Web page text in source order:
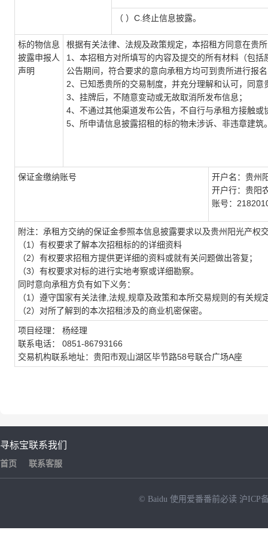
（ ）C.终止信息披露。
标的物信息
披露申报人
声明
根据有关法律、法规及政策规定，本招租方同意在贵
1、本招租方对所填写的内容及提交的所有材料（包
公告期间，符合要求的意向承租方均可到贵所进行报
2、已知悉贵所的交易制度，并充分理解和认可，同
3、挂牌后，不随意变动或无故取消所发布信息；
4、不通过其他渠道发布公告，不自行与承租方接触或
5、所申请信息披露招租的标的物未涉诉、非违章建筑
保证金缴纳账号
开户名：贵州
开户行：贵阳
账号：
附注：承租方交纳的保证金参照本信息披露要求以及贵州阳光产
（1）有权要求了解本次招租标的的详细资料
（2）有权要求招租方提供更详细的资料或就有关问题做出答复；
（3）有权要求对标的进行实地考察或详细勘察。
同时意向承租方负有如下义务：
（1）遵守国家有关法律,法规,规章及政策和本所交易规则的有关规
（2）对所了解到的本次招租涉及的商业机密保密。
项目经理： 杨经理
联系电话： 0851-86793166
交易机构联系地址：贵阳市观山湖区毕节路58号联合广场A座
寻标宝
首页
联系我们
联系客服
© Baidu 使用爱番番前必读 沪ICP